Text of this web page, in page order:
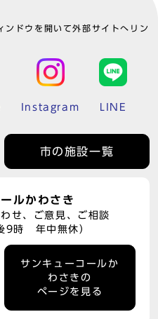
ンドウを開いて外部サイトへリン
Instagram LINE
市の施設一覧
ルかわさき
せ、ご意見、ご相談
9時 年中無休）
サンキューコールか
わさきの
ページを見る